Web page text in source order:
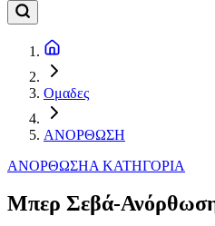
Ομαδες
ΑΝΟΡΘΩΣΗ
ΑΝΟΡΘΩΣΗΑ ΚΑΤΗΓΟΡΙΑ
Mπερ Σεβά-